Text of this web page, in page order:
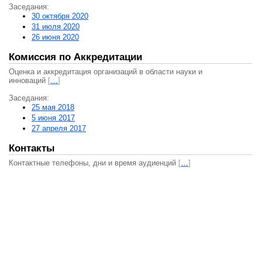
Заседания:
30 октября 2020
31 июля 2020
26 июня 2020
Комиссия по Аккредитации
Оценка и аккредитация организаций в области науки и
инноваций […]
Заседания:
25 мая 2018
5 июня 2017
27 апреля 2017
Контакты
Контактные телефоны, дни и время аудиенций […]